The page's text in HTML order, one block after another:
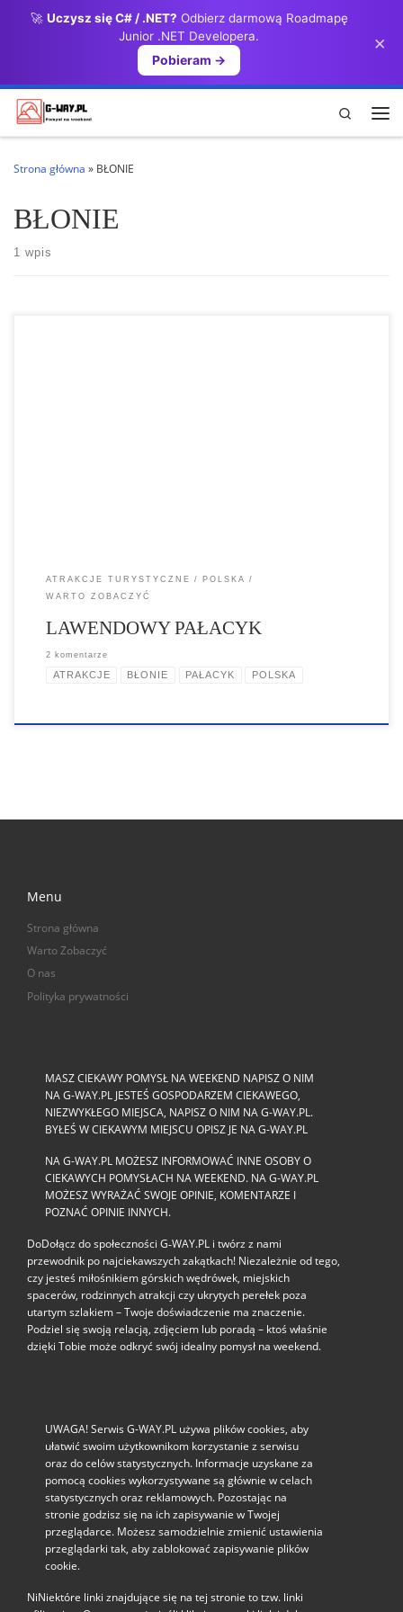
🚀 Uczysz się C# / .NET? Odbierz darmową Roadmapę
Junior .NET Developera.
Pobieram →
×
Przejdź do treści
Search
Strona główna » BŁONIE
BŁONIE
1 wpis
ATRAKCJE TURYSTYCZNE
POLSKA
WARTO ZOBACZYĆ
LAWENDOWY PAŁACYK
2 komentarze
ATRAKCJE BŁONIE PAŁACYK POLSKA
Menu
Strona główna
Warto Zobaczyć
O nas
Polityka prywatności
MASZ CIEKAWY POMYSŁ NA WEEKEND NAPISZ O NIM
NA G-WAY.PL JESTEŚ GOSPODARZEM CIEKAWEGO,
NIEZWYKŁEGO MIEJSCA, NAPISZ O NIM NA G-WAY.PL.
BYŁEŚ W CIEKAWYM MIEJSCU OPISZ JE NA G-WAY.PL
NA G-WAY.PL MOŻESZ INFORMOWAĆ INNE OSOBY O
CIEKAWYCH POMYSŁACH NA WEEKEND. NA G-WAY.PL
MOŻESZ WYRAŻAĆ SWOJE OPINIE, KOMENTARZE I
POZNAĆ OPINIE INNYCH.
DoDołącz do społeczności G‑WAY.PL i twórz z nami
przewodnik po najciekawszych zakątkach! Niezależnie od tego,
czy jesteś miłośnikiem górskich wędrówek, miejskich
spacerów, rodzinnych atrakcji czy ukrytych perełek poza
utartym szlakiem – Twoje doświadczenie ma znaczenie.
Podziel się swoją relacją, zdjęciem lub poradą – ktoś właśnie
dzięki Tobie może odkryć swój idealny pomysł na weekend.
UWAGA! Serwis G-WAY.PL używa plików cookies, aby
ułatwić swoim użytkownikom korzystanie z serwisu
oraz do celów statystycznych. Informacje uzyskane za
pomocą cookies wykorzystywane są głównie w celach
statystycznych oraz reklamowych. Pozostając na
stronie godzisz się na ich zapisywanie w Twojej
przeglądarce. Możesz samodzielnie zmienić ustawienia
przeglądarki tak, aby zablokować zapisywanie plików
cookie.
NiNiektóre linki znajdujące się na tej stronie to tzw. linki